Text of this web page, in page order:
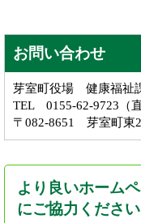
お問い合わせ
芽室町役場 健康福祉
TEL 0155-62-9723（直
〒082-8651 芽室町東
より良いホーム
にご協力ください